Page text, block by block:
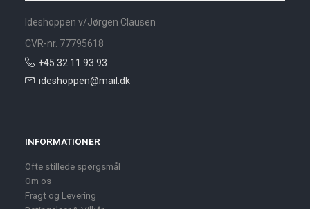
Ideshoppen v/Jørgen Clausen
CVR-nr. 77795618
+45 32 11 93 93
ideshoppen@mail.dk
INFORMATIONER
Ofte stillede spørgsmål
Om os
Fragt og Levering